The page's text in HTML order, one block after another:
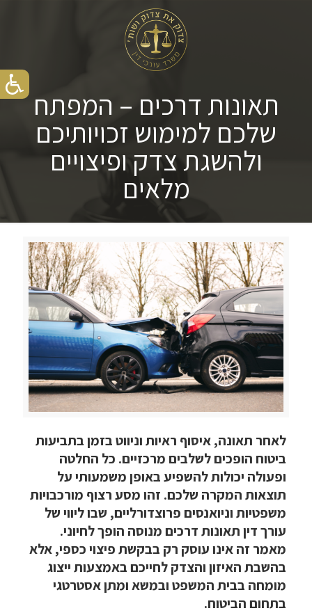
תאונות דרכים – המפתח
שלכם למימוש זכויותיכם
ולהשגת צדק ופיצויים
מלאים
לאחר תאונה, איסוף ראיות וניווט בזמן בתביעות
ביטוח הופכים לשלבים מרכזיים. כל החלטה
ופעולה יכולות להשפיע באופן משמעותי על
תוצאות המקרה שלכם. זהו מסע רצוף מורכבויות
משפטיות וניואנסים פרוצדורליים, שבו ליווי של
עורך דין תאונות דרכים מנוסה הופך לחיוני.
מאמר זה אינו עוסק רק בבקשת פיצוי כספי, אלא
בהשבת האיזון והצדק לחייכם באמצעות ייצוג
מומחה בבית המשפט ובמשא ומתן אסטרטגי
בתחום הביטוח.